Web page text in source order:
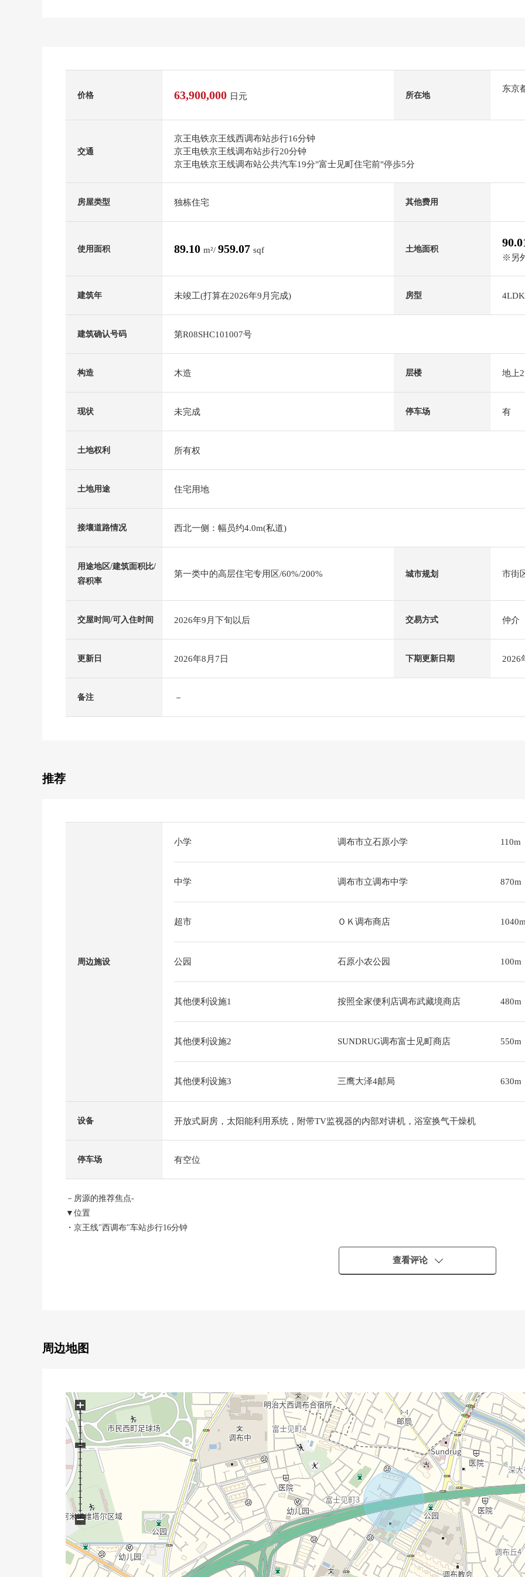
价格 63,900,000 日元 所在地
东京
交通
京王电铁京王线西调布站步行16分钟
京王电铁京王线调布站步行20分钟
京王电铁京王线调布站公共汽车19分"富士见町住宅前"停歩5分
房屋类型 独栋住宅 其他费用
使用面积 89.10 m²/ 959.07 sqf 土地面积
※另
建筑年 未竣工(打算在2026年9月完成) 房型 4LDK
建筑确认号码 第R08SHC101007号
构造 木造 层楼 地上
现状 未完成 停车场 有
土地权利 所有权
土地用途 住宅用地
接壤道路情况 西北一侧：幅员约4.0m(私道)
用途地区/建筑面积比/
容积率
第一类中的高层住宅专用区/60%/200% 城市规划 市街
交屋时间/可入住时间 2026年9月下旬以后 交易方式 仲介
更新日 2026年8月7日 下期更新日期 2026
备注 －
推荐
周边施设
小学 调布市立石原小学 110m
中学 调布市立调布中学 870m
超市 ＯＫ调布商店
公园 石原小农公园 100m
其他便利设施1 按照全家便利店调布武藏境商店 480m
其他便利设施2 SUNDRUG调布富士见町商店 550m
其他便利设施3 三鹰大泽4邮局 630m
设备 开放式厨房，太阳能利用系统，附带TV监视器的内部对讲机，浴室换气干燥机
停车场 有空位
－房源的推荐焦点-
▼位置
・京王线"西调布"车站步行16分钟
▼设备
・与家族的会话兴奋起来的开放式组合厨房
・附带也便于雨天的洗衣的浴室烘干机
・有窗，容易换空气，亮的浴室、洗手间
・有淋浴的盥洗台
・在1.2楼的厕所，附带舒适的温水冲洗马桶座
・有地板下边收纳
・为晒洗的衣物便利的2WAY阳台
▼周边环境
・到石原小学到约110m调布中学约870m
查看评论
周边地图
+
−